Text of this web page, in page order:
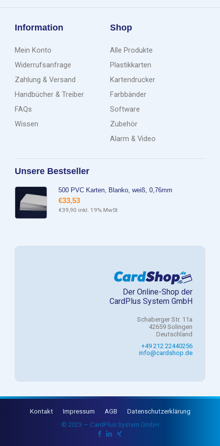
Information
Mein Konto
Widerrufsanfrage
Zahlung & Versand
Handbücher & Treiber
FAQs
Wissen
Shop
Alle Produkte
Plastikkarten
Kartendrucker
Farbbänder
Software
Zubehör
Alarm & Video
Unsere Bestseller
500 PVC Karten, Blanko, weiß, 0,76mm
€33,53
€39,90 inkl. 19% MwSt
Der Online-Shop der
CardPlus System GmbH
Schaberger Str. 11a
42659 Solingen
Deutschland
+49 212 22440256
info@cardshop.de
© 2023 — CardPlus System GmbH
Kontakt Impressum AGB Datenschutzerklärung